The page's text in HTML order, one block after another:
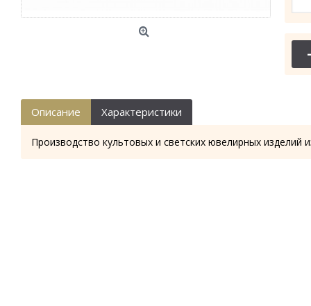
-
Описание Характеристики
Производство культовых и светских ювелирных изделий